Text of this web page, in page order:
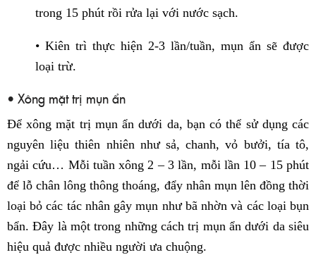
trong 15 phút rồi rửa lại với nước sạch.
• Kiên trì thực hiện 2-3 lần/tuần, mụn ẩn sẽ được
loại trừ.
• Xông mặt trị mụn ẩn
Để xông mặt trị mụn ẩn dưới da, bạn có thể sử dụng các
nguyên liệu thiên nhiên như sả, chanh, vỏ bưởi, tía tô,
ngải cứu… Mỗi tuần xông 2 – 3 lần, mỗi lần 10 – 15 phút
để lỗ chân lông thông thoáng, đẩy nhân mụn lên đồng thời
loại bỏ các tác nhân gây mụn như bã nhờn và các loại bụn
bẩn. Đây là một trong những cách trị mụn ẩn dưới da siêu
hiệu quả được nhiều người ưa chuộng.